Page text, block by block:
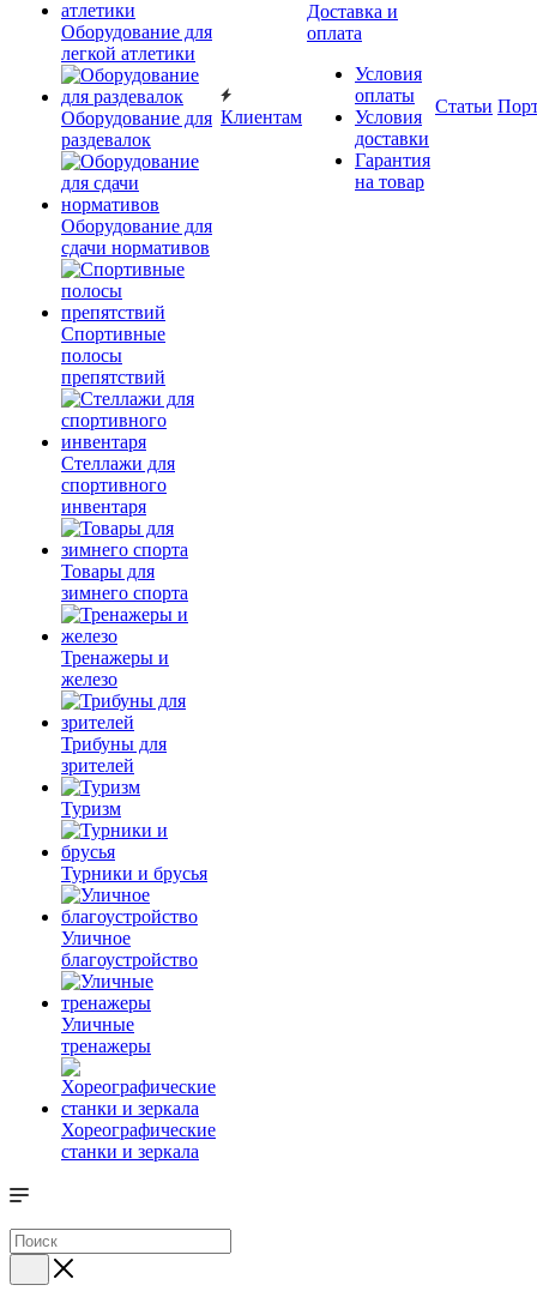
Оборудование для
легкой атлетики
Оборудование для
раздевалок
Оборудование для
сдачи нормативов
Спортивные
полосы
препятствий
Стеллажи для
спортивного
инвентаря
Товары для
зимнего спорта
Тренажеры и
железо
Трибуны для
зрителей
Туризм
Турники и брусья
Уличное
благоустройство
Уличные
тренажеры
Хореографические
станки и зеркала
Клиентам
Доставка и
оплата
Условия
оплаты
Условия
доставки
Гарантия
на товар
Статьи